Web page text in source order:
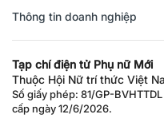
Thông tin doanh nghiệp
Tạp chí điện tử Phụ nữ Mới
Thuộc Hội Nữ trí thức Việt
Số giấy phép: 81/GP-
cấp ngày 12/6/2026.